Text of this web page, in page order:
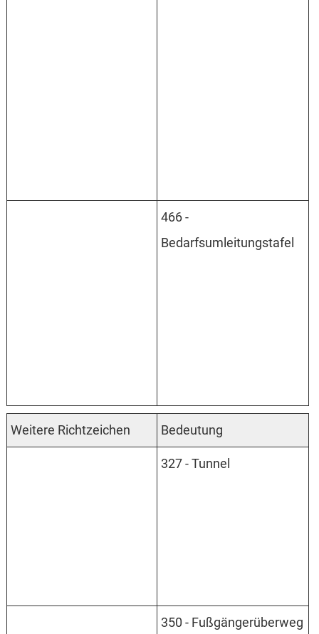
466 -
Bedarfsumleitungstafel
Weitere Richtzeichen Bedeutung
327 - Tunnel
350 - Fußgängerüberweg